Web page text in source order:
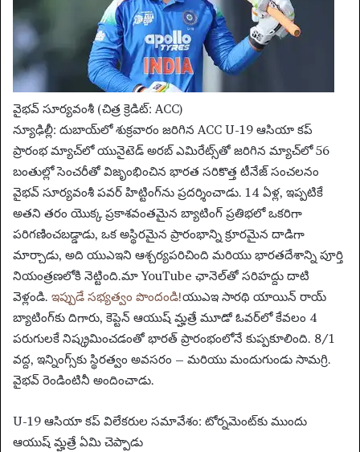
వైభవ్ సూర్యవంశీ (చిత్ర క్రెడిట్: ACC)
న్యూఢిల్లీ: దుబాయ్‌లో శుక్రవారం జరిగిన ACC U-19 ఆసియా కప్
ప్రారంభ మ్యాచ్‌లో యునైటెడ్ అరబ్ ఎమిరేట్స్‌తో జరిగిన మ్యాచ్‌లో 56
బంతుల్లో సెంచరీతో విజృంభించిన భారత సరికొత్త టీనేజ్ సంచలనం
వైభవ్ సూర్యవంశీ పవర్ హిట్టింగ్‌ను ప్రదర్శించాడు. 14 ఏళ్ల, ఇప్పటికే
అతని తరం యొక్క ప్రకాశవంతమైన బ్యాటింగ్ ప్రతిభలో ఒకరిగా
పరిగణించబడ్డాడు, ఒక అస్థిరమైన ప్రారంభాన్ని క్రూరమైన దాడిగా
మార్చాడు, అది యుఎఇని ఆశ్చర్యపరిచింది మరియు భారతదేశాన్ని పూర్తి
నియంత్రణలోకి నెట్టింది.మా YouTube ఛానెల్‌తో సరిహద్దు దాటి
వెళ్లండి. ఇప్పుడే సభ్యత్వం పొందండి!యుఎఇ సారథి యాయిన్ రాయ్
బ్యాటింగ్‌కు దిగారు, కెప్టెన్ ఆయుష్ మ్హత్రే మూడో ఓవర్‌లో కేవలం 4
పరుగులకే నిష్క్రమించడంతో భారత్ ప్రారంభంలోనే కుప్పకూలింది. 8/1
వద్ద, ఇన్నింగ్స్‌కు స్థిరత్వం అవసరం – మరియు మందుగుండు సామగ్రి.
వైభవ్ రెండింటినీ అందించాడు.
U-19 ఆసియా కప్ విలేకరుల సమావేశం: టోర్నమెంట్‌కు ముందు
ఆయుష్ మ్హత్రే ఏమి చెప్పాడు